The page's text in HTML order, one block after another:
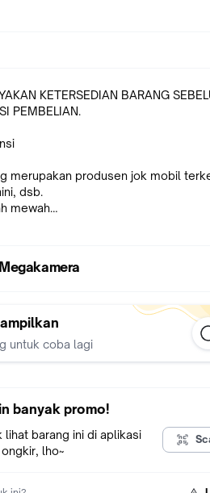
KETERSEDIAN BARANG
PEMBELIAN.
merupakan produsen jok mobil
dsb.
mewah
menarik: Klik Link di bawah ini
megakamera/gariz-halfcase-for-
megakamera/gariz-neckstrap-
abu-abu-xs-cpf1
T3 Brown :
megakamera/gariz-halfcase-
Megakamera
untuk coba lagi
banyak promo!
lihat barang ini di aplikasi
lho~